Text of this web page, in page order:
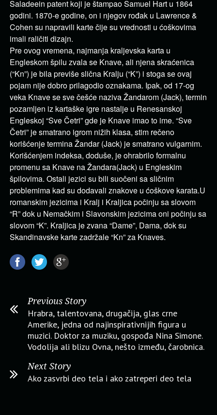
Saladeein patent koji je štampao Samuel Hart u 1864
godini. 1870-e godine, on i njegov rođak u Lawrence &
Cohen su napravili karte čije su vrednosti u ćoškovima
imali raličiti dizajn.
Pre ovog vremena, najmanja kraljevska karta u
Engleskom špilu zvala se Knave, ali njena skraćenica
(“Kn”) je bila previše slična Kralju (“K”) i stoga se ovaj
pojam nije dobro prilagodio oznakama. Ipak, od 17-og
veka Knave se sve češće naziva Žandarom (Jack), termin
pozamljen iz kartaške igre nastalje u Renesanskoj
Engleskoj “Sve Četri” gde je Knave imao to ime. “Sve
Četri” je smatrano igrom nižih klasa, stim rečeno
korišćenje termina Žandar (Jack) je smatrano vulgarnim.
Korišćenjem indeksa, doduše, je ohrabrilo formalnu
promenu sa Knave na Žandara(Jack) u Engleskim
špilovima. Ostali jezici su bili suočeni sa sličnim
problemima kad su dodavali znakove u ćoškove karata.U
romanskim jezicima i Kralj i Kraljica počinju sa slovom
“R” dok u Nemačkim i Slavonskim jezicima oni počinju sa
slovom “K”. Kraljica je zvana “Dame”, Dama, dok su
Skandinavske karte zadržale “Kn” za Knaves.
Previous Story
Hrabra, talentovana, drugačija, glas crne
Amerike, jedna od najinspirativnijih figura u
muzici. Doktor za muziku, gospođa Nina Simone.
Vodolija ali blizu Ovna, nešto između, čarobnica.
Next Story
Ako zasvrbi deo tela i ako zatreperi deo tela